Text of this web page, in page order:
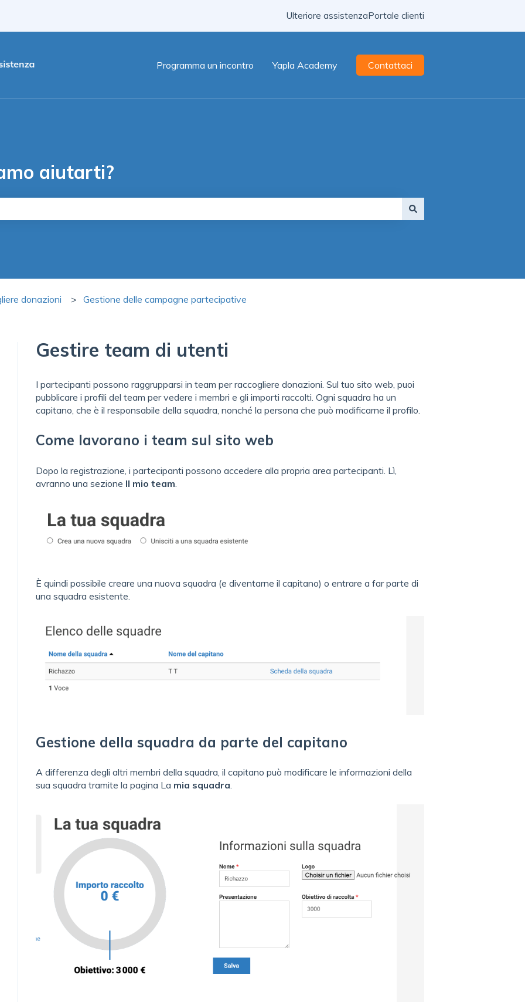
traduzioni Ulteriore assistenzaPortale clienti
Programma un incontro Yapla Academy Contattaci
aiutarti?
donazioni Gestione delle campagne partecipative
Gestire team di utenti
I partecipanti possono raggrupparsi in team per raccogliere donazioni. Sul tuo sito web, puoi
pubblicare i profili del team per vedere i membri e gli importi raccolti. Ogni squadra ha un
capitano, che è il responsabile della squadra, nonché la persona che può modificarne il profilo.
Come lavorano i team sul sito web
Dopo la registrazione, i partecipanti possono accedere alla propria area partecipanti. Lì,
avranno una sezione Il mio team
È quindi possibile creare una nuova squadra (e diventarne il capitano) o entrare a far parte di
una squadra esistente.
Gestione della squadra da parte del capitano
A differenza degli altri membri della squadra, il capitano può modificare le informazioni della
sua squadra tramite la pagina La mia squadra